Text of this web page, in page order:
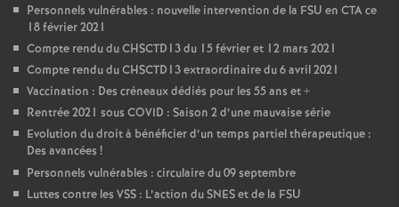
Personnels vulnérables : nouvelle intervention de la FSU en CTA ce
18 février 2021
Compte rendu du CHSCTD13 du 15 février et 12 mars 2021
Compte rendu du CHSCTD13 extraordinaire du 6 avril 2021
Vaccination : Des créneaux dédiés pour les 55 ans et +
Rentrée 2021 sous COVID : Saison 2 d’une mauvaise série
Evolution du droit à bénéficier d’un temps partiel thérapeutique :
Des avancées !
Personnels vulnérables : circulaire du 09 septembre
Luttes contre les VSS : L’action du SNES et de la FSU